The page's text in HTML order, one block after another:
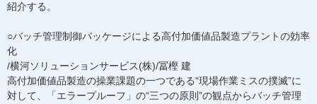
紹介する。
○バッチ管理制御パッケージによる高付加価値品製造プラントの効率
化
/横河ソリューションサービス(株)/冨樫 建
高付加価値品製造の操業課題の一つである“現場作業ミスの撲滅”に
対して、「エラープルーフ」の“三つの原則”の観点からバッチ管理